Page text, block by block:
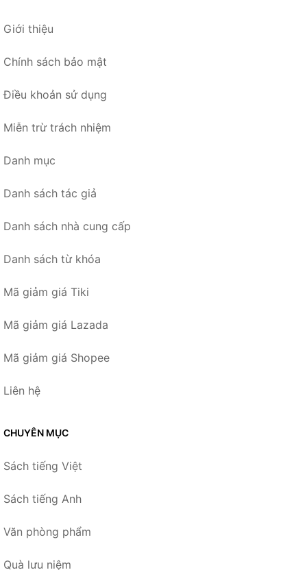
Giới thiệu
Chính sách bảo mật
Điều khoản sử dụng
Miễn trừ trách nhiệm
Danh mục
Danh sách tác giả
Danh sách nhà cung cấp
Danh sách từ khóa
Mã giảm giá Tiki
Mã giảm giá Lazada
Mã giảm giá Shopee
Liên hệ
CHUYÊN MỤC
Sách tiếng Việt
Sách tiếng Anh
Văn phòng phẩm
Quà lưu niệm